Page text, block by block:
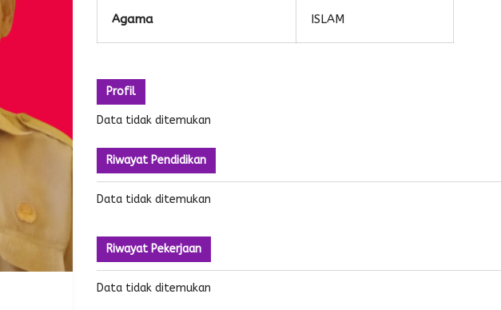
Agama ISLAM
Profil
Data tidak ditemukan
Riwayat Pendidikan
Data tidak ditemukan
Riwayat Pekerjaan
Data tidak ditemukan